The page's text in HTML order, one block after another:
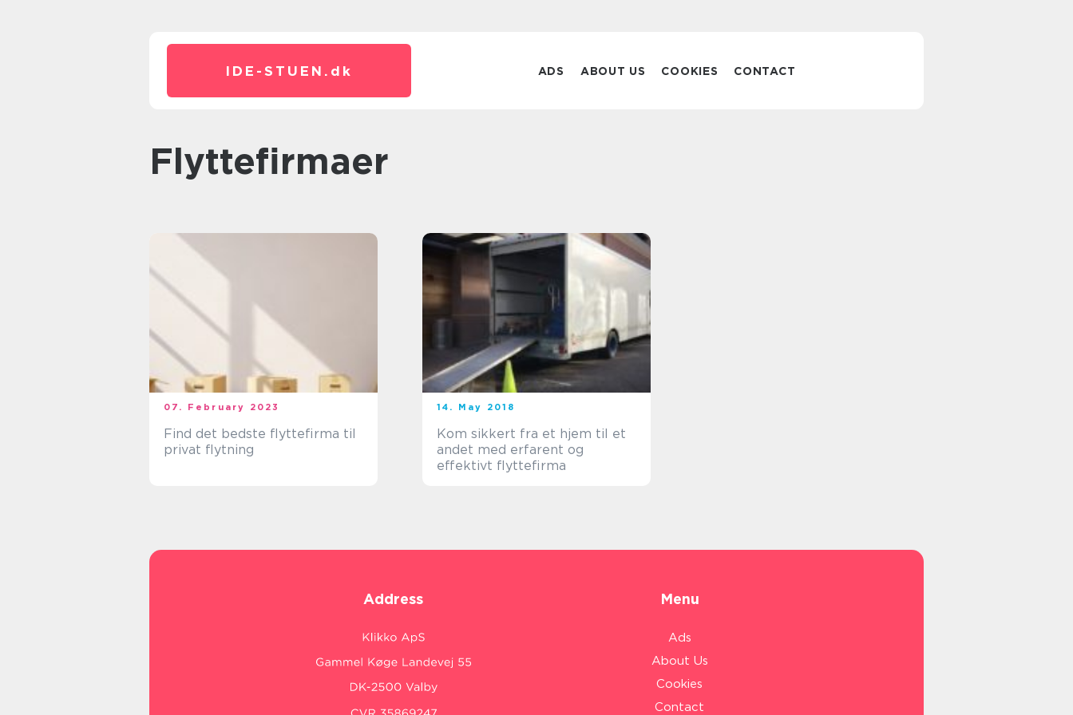
IDE-STUEN. dk ADS ABOUT US COOKIES CONTACT
flyttefirmaer
07. February 2023
Find det bedste flyttefirma til
privat flytning
14. May 2018
Kom sikkert fra et hjem til et
andet med erfarent og
effektivt flyttefirma
Address Menu
Ads
About Us
Cookies
Contact